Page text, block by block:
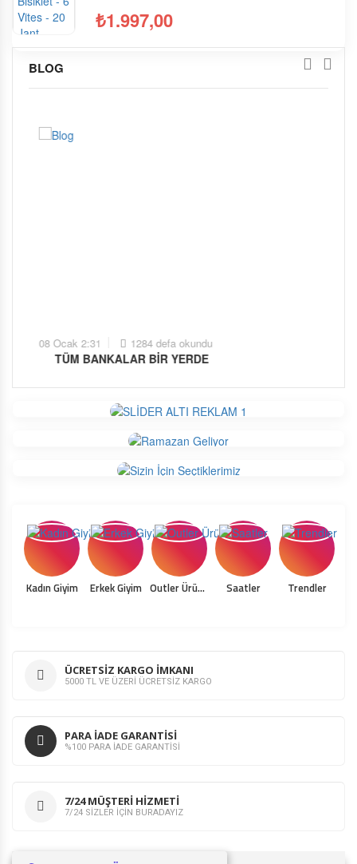
₺1.997,00
BLOG
08 Ocak 2:31
TÜM BANKALAR BIR YERDE
Kadın Giyim Erkek Giyim Outler Ürünler Saatler Trendler
ÜCRETSIZ KARGO İMKANI
5000 TL VE ÜZERİ ÜCRETSİZ KARGO
PARA İADE GARANTİSİ
%100 PARA İADE GARANTİSİ
7/24 MÜŞTERİ HİZMETİ
7/24 SİZLER İÇİN BURADAYIZ